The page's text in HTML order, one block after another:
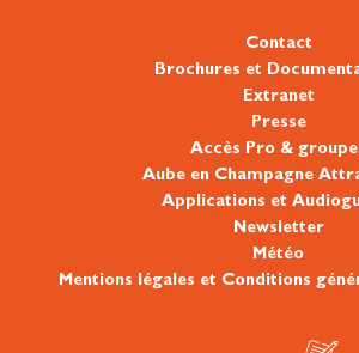
Contact
Brochures et
Extranet
Presse
Accès Pro &
Aube en Champagne
Applications et
Newsletter
Météo
Mentions légales et Conditions